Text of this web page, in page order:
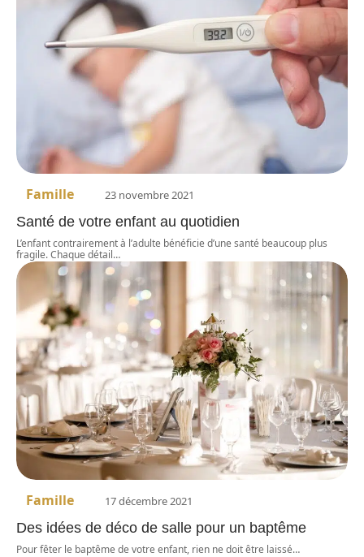
Famille 23 novembre 2021
Santé de votre enfant au quotidien
L’enfant contrairement à l’adulte bénéficie d’une santé beaucoup plus
fragile. Chaque détail…
Famille 17 décembre 2021
Des idées de déco de salle pour un baptême
Pour fêter le baptême de votre enfant, rien ne doit être laissé…